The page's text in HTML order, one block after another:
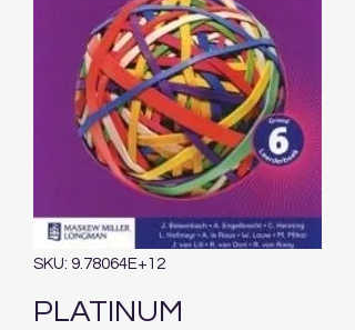
SKU: 9.78064E+12
PLATINUM